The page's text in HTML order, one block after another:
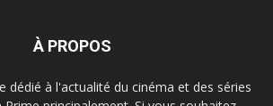
À PROPOS
dédié à l'actualité du cinéma et des séries